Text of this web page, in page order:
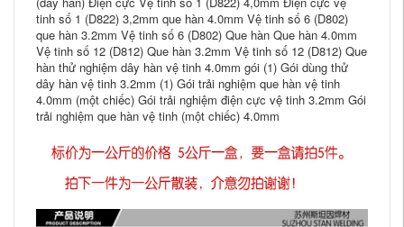
tinh số 1 (D822) 3,2mm que hàn 4.0mm Vệ tinh số 6 (D802)
que hàn 3.2mm Vệ tinh số 6 (D802) Que hàn Que hàn 4.0mm
Vệ tinh số 12 (D812) Que hàn 3.2mm Vệ tinh số 12 (D812) Que
hàn thử nghiệm dây hàn vệ tinh 4.0mm gói (1) Gói dùng thử
dây hàn vệ tinh 3.2mm (1) Gói trải nghiệm que hàn vệ tinh
4.0mm (một chiếc) Gói trải nghiệm điện cực vệ tinh 3.2mm Gói
trải nghiệm que hàn vệ tinh (một chiếc) 4.0mm